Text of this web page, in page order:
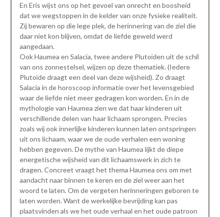
En Eris wijst ons op het gevoel van onrecht en boosheid
dat we wegstoppen in de kelder van onze fysieke realiteit.
Zij bewaren op die lege plek, de herinnering van de ziel die
daar niet kon blijven, omdat de liefde geweld werd
aangedaan.
Ook Haumea en Salacia, twee andere Plutoïden uit de schil
van ons zonnestelsel, wijzen op deze thematiek. (Iedere
Plutoïde draagt een deel van deze wijsheid). Zo draagt
Salacia in de horoscoop informatie over het levensgebied
waar de liefde niet meer gedragen kon worden. En in de
mythologie van Haumea zien we dat haar kinderen uit
verschillende delen van haar lichaam sprongen. Precies
zoals wij ook innerlijke kinderen kunnen laten ontspringen
uit ons lichaam, waar we de oude verhalen een woning
hebben gegeven. De mythe van Haumea lijkt de diepe
energetische wijsheid van dit lichaamswerk in zich te
dragen. Concreet vraagt het thema Haumea ons om met
aandacht naar binnen te keren en de ziel weer aan het
woord te laten. Om de vergeten herinneringen geboren te
laten worden. Want de werkelijke bevrijding kan pas
plaatsvinden als we het oude verhaal en het oude patroon